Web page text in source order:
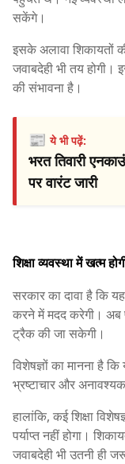
सकेंगे।
इसके अलावा शिकायतों
जवाबदेही भी तय होगी।
की संभावना है।
📰ये भी पढ़ें:
भरत तिवारी
पर वारंट जारी
शिक्षा व्यवस्था में खत्म
सरकार का दावा है कि
करने में मदद करेगी।
ट्रैक की जा सकेगी।
विशेषज्ञों का मानना है
भ्रष्टाचार और
हालांकि, कई शिक्षा
पर्याप्त नहीं होगा।
जवाबदेही भी उतनी ही